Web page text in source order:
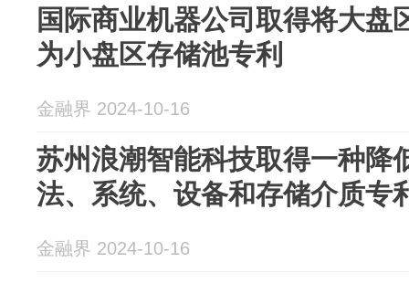
国际商业机器公司取得将大盘
为小盘区存储池专利
金融界 2024-10-16
苏州浪潮智能科技取得一种降
法、系统、设备和存储介质专
金融界 2024-10-16